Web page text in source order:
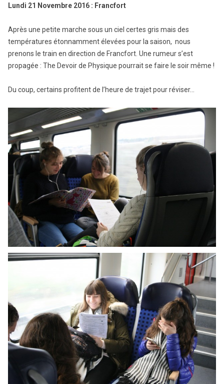
Lundi 21 Novembre 2016 : Francfort
Après une petite marche sous un ciel certes gris mais des
températures étonnamment élevées pour la saison, nous
prenons le train en direction de Francfort. Une rumeur s’est
propagée : The Devoir de Physique pourrait se faire le soir même !
Du coup, certains profitent de l’heure de trajet pour réviser…